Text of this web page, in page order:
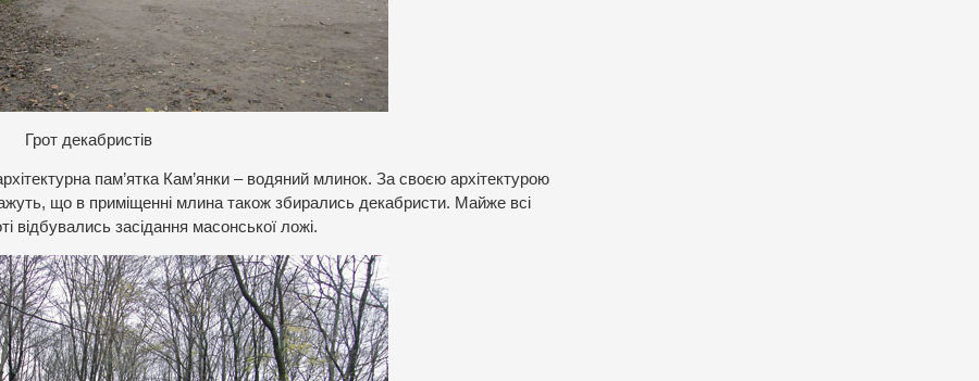
Грот декабристів
пам’ятка Кам’янки – водяний млинок. За своєю архітектурою
що в приміщенні млина також збирались декабристи. Майже всі
відбувались засідання масонської ложі.